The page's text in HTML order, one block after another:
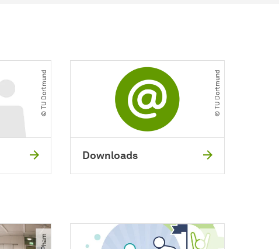
© TU Dortmund © TU Dortmund
Downloads